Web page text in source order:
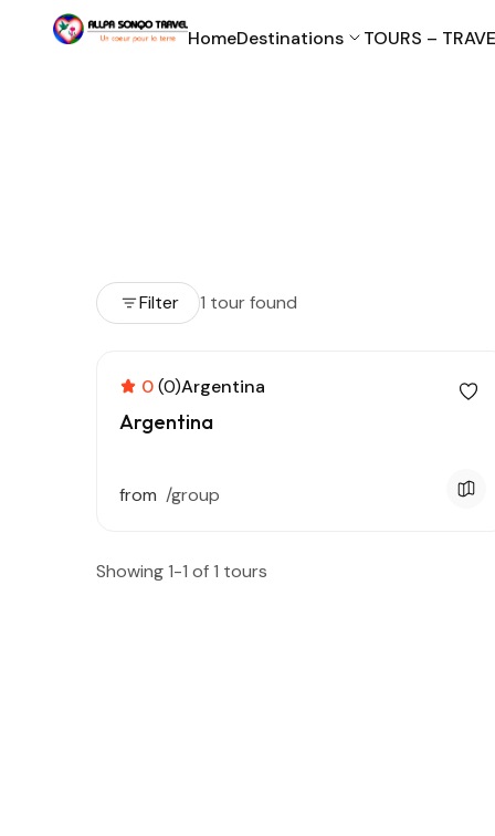
HomeDestinations TOURS –
Filter 1 tour found
0(0)Argentina
Argentina
from /group
Showing 1-1 of 1 tours